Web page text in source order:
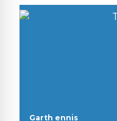
Garth ennis